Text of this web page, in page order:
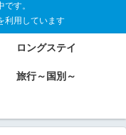
す。
利用しています
ロングステイ
旅行～国別～